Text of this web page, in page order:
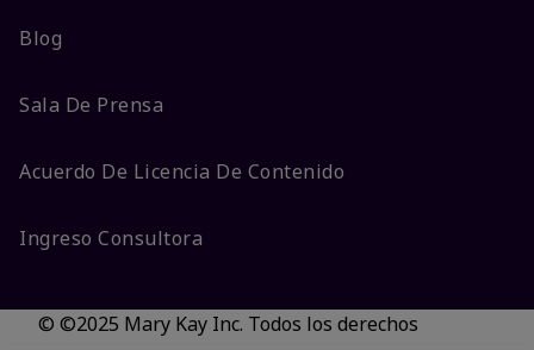
Blog
Sala De Prensa
Acuerdo De Licencia De Contenido
Ingreso Consultora
© ©2025 Mary Kay Inc. Todos los derechos